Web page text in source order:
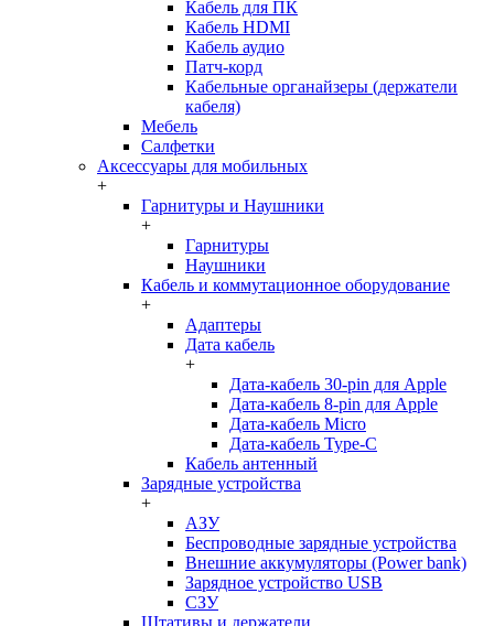
Кабель для ПК
Кабель HDMI
Кабель аудио
Патч-корд
Кабельные органайзеры (держатели
кабеля)
Мебель
Салфетки
Аксессуары для мобильных
+
Гарнитуры и Наушники
+
Гарнитуры
Наушники
Кабель и коммутационное оборудование
+
Адаптеры
Дата кабель
+
Дата-кабель 30-pin для Apple
Дата-кабель 8-pin для Apple
Дата-кабель Micro
Дата-кабель Type-C
Кабель антенный
Зарядные устройства
+
АЗУ
Беспроводные зарядные устройства
Внешние аккумуляторы (Power bank)
Зарядное устройство USB
СЗУ
Штативы и держатели